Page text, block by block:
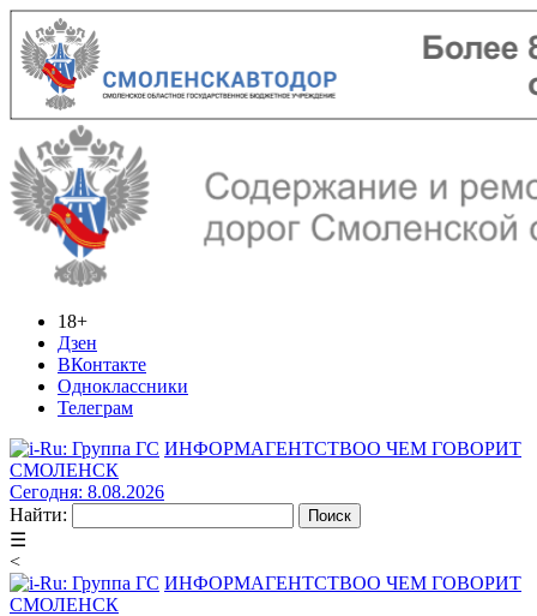
18+
Дзен
ВКонтакте
Одноклассники
Телеграм
ИНФОРМАГЕНТСТВОО ЧЕМ ГОВОРИТ
СМОЛЕНСК
Сегодня: 8.08.2026
Найти:
☰
<
ИНФОРМАГЕНТСТВОО ЧЕМ ГОВОРИТ
СМОЛЕНСК